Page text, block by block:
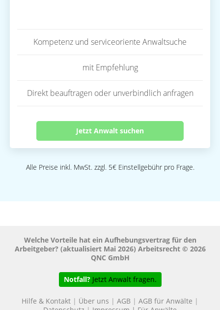
Kompetenz und serviceoriente Anwaltsuche
mit Empfehlung
Direkt beauftragen oder unverbindlich anfragen
Jetzt Anwalt suchen
Alle Preise inkl. MwSt. zzgl. 5€ Einstellgebühr pro Frage.
Welche Vorteile hat ein Aufhebungsvertrag für den
Arbeitgeber? (aktualisiert Mai 2026) Arbeitsrecht © 2026
QNC GmbH
Notfall? Jetzt Anwalt fragen.
Hilfe & Kontakt | Über uns | AGB | AGB für Anwälte |